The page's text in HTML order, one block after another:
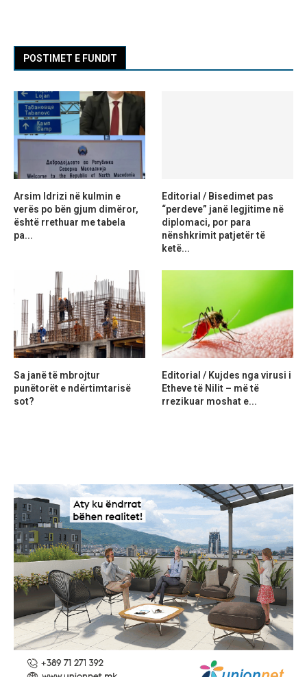
POSTIMET E FUNDIT
Arsim Idrizi në kulmin e
verës po bën gjum dimëror,
është rrethuar me tabela
pa...
Editorial / Bisedimet pas
“perdeve” janë legjitime në
diplomaci, por para
nënshkrimit patjetër të
ketë...
Sa janë të mbrojtur
punëtorët e ndërtimtarisë
sot?
Editorial / Kujdes nga virusi i
Etheve të Nilit – më të
rrezikuar moshat e...